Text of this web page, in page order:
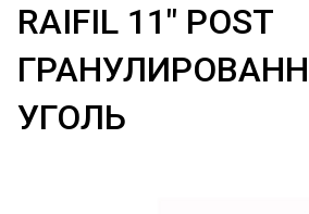
RAIFIL 11" POST
УГОЛЬ